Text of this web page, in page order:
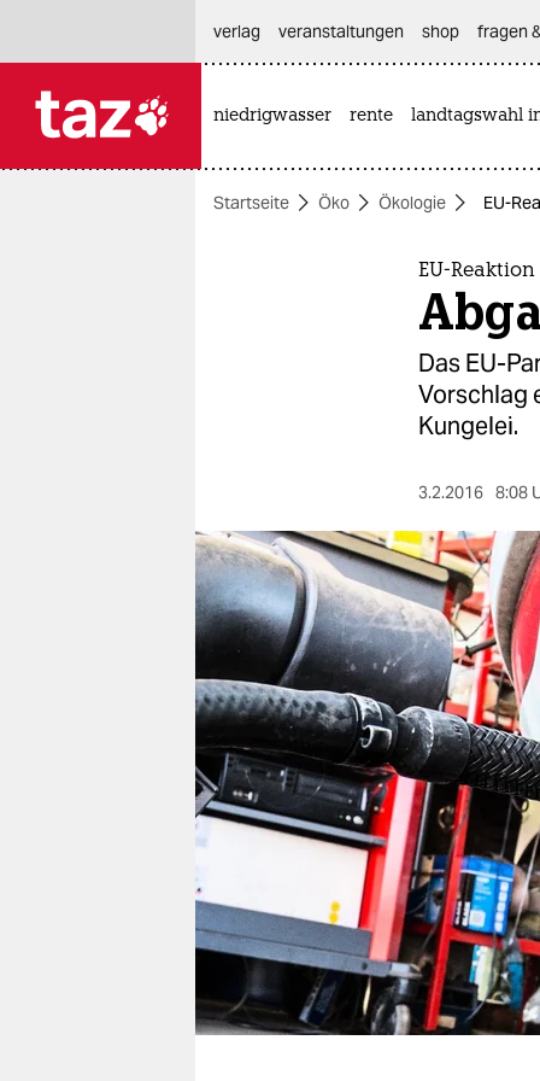
themen
berlin
nord
wahrheit
verlag
verlag
veranstaltungen
unterstützen
abo
genossenschaft
verlag
veranstaltungen shop fragen
niedrigwasser rente landtagswahl
Startseite Öko Ökologie EU-
EU-Reaktion
Das EU-
Vorschlag
Kungelei.
3.2.2016 8:08